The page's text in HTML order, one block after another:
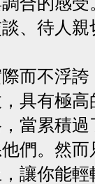
、待人親
而不浮
，具有極
當累積
們。然
讓你能